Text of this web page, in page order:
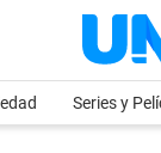
Series y